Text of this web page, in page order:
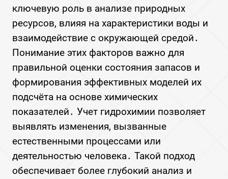
ключевую роль в анализе природных
ресурсов, влияя на характеристики воды и
взаимодействие с окружающей средой․
Понимание этих факторов важно для
правильной оценки состояния запасов и
формирования эффективных моделей их
подсчёта на основе химических
показателей․ Учет гидрохимии позволяет
выявлять изменения, вызванные
естественными процессами или
деятельностью человека․ Такой подход
обеспечивает более глубокий анализ и